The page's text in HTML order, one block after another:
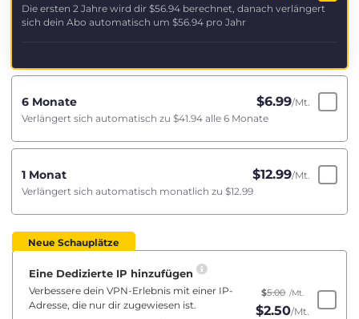
Die ersten 2 Jahre wird dir $56.94 berechnet, danach verlängert
sich dein Abo automatisch um $56.94 pro Jahr
6 Monate $6.99/Mt.
Verlängert sich automatisch zu $41.94 alle 6 Monate
1 Monat $12.99/Mt.
Verlängert sich automatisch monatlich zu $12.99
Neue Schauplätze
Eine Dedizierte IP hinzufügen
Verbessere dein VPN-Erlebnis mit einer IP-
Adresse, die nur dir zugewiesen ist.
$5.00 /Mt.
$2.50/Mt.